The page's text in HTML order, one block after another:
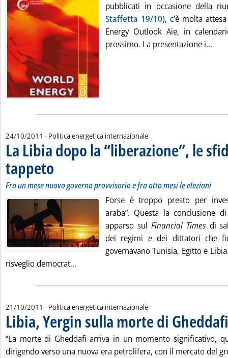
pubblicati in occasione della
Staffetta 19/10), c'è molta
Energy Outlook Aie, in
prossimo. La presentazione i...
24/10/2011 - Politica energetica internazionale
La Libia dopo la “liberazione”, le
tappeto . Sottotitolo: Fra un mese nuovo governo provvisorio e fra otto mesi le
. Pubblicata lunedì 24 ottobre 2011 alle 18.13.
Fra un mese nuovo governo provvisorio e fra otto mesi le elezioni
Forse è troppo presto per
araba”. Questa la conclusione
apparso sul Financial Times di
dei regimi e dei dittatori che
governavano Tunisia, Egitto e
risveglio democrat...
21/10/2011 - Politica energetica internazionale
Libia, Yergin sulla morte di Gheddafi
“La morte di Gheddafi arriva in un momento significativo,
dirigendo verso una nuova era petrolifera, con il mercato del